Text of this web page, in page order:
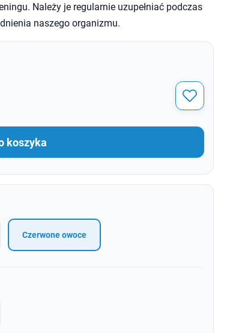
Należy je regularnie uzupełniać podczas
naszego organizmu.
koszyka
Czerwone owoce